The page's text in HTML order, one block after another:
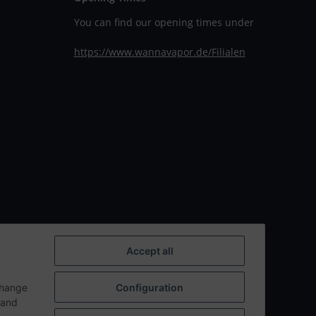
You can find our opening times under
https://www.wannavapor.de/Filialen
Accept all
Configuration